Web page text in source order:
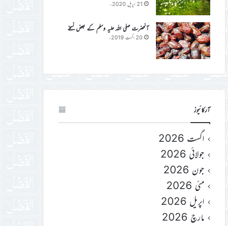
21 اپریل 2020ء
آنحضرت صلی اللہ علیہ وسلم کے بعض نسخے
20 اگست 2019ء
آرکائیوز
اگست 2026
جولائی 2026
جون 2026
مئی 2026
اپریل 2026
مارچ 2026